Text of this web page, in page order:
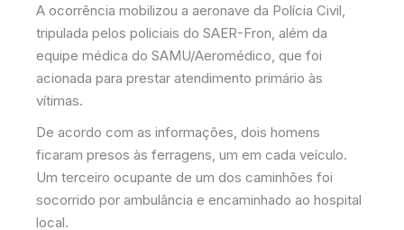
A ocorrência mobilizou a aeronave da Polícia Civil,
tripulada pelos policiais do SAER-Fron, além da
equipe médica do SAMU/Aeromédico, que foi
acionada para prestar atendimento primário às
vítimas.
De acordo com as informações, dois homens
ficaram presos às ferragens, um em cada veículo.
Um terceiro ocupante de um dos caminhões foi
socorrido por ambulância e encaminhado ao hospital
local.